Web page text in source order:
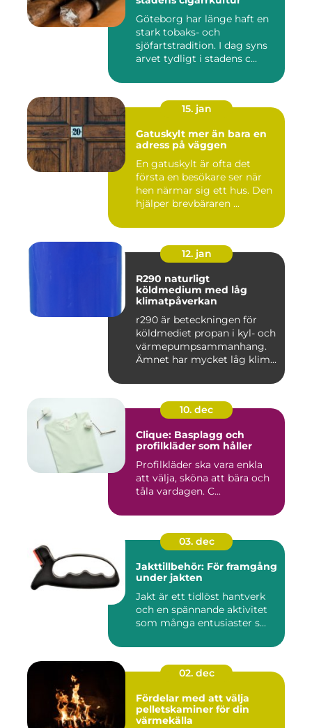
Göteborg har länge haft en
stark tobaks- och
sjöfartstradition. I dag syns
arvet tydligt i stadens c...
15. jan
Gatuskylt mer än bara en
adress på väggen
En gatuskylt är ofta det
första en besökare ser när
hen närmar sig ett hus. Den
hjälper brevbäraren ...
12. jan
R290 naturligt
köldmedium med låg
klimatpåverkan
r290 är beteckningen för
köldmediet propan i kyl- och
värmepumpsammanhang.
Ämnet har mycket låg klim...
10. dec
Clique: Basplagg och
profilkläder som håller
Profilkläder ska vara enkla
att välja, sköna att bära och
tåla vardagen. C...
03. dec
Jakttillbehör: För framgång
under jakten
Jakt är ett tidlöst hantverk
och en spännande aktivitet
som många entusiaster s...
02. dec
Fördelar med att välja
pelletskaminer för din
värmekälla